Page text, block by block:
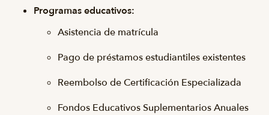
Programas educativos:
Asistencia de matrícula
Pago de préstamos estudiantiles existentes
Reembolso de Certificación Especializada
Fondos Educativos Suplementarios Anuales